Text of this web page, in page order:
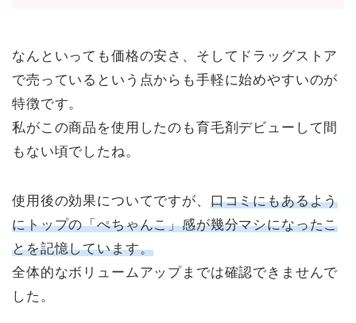
なんといっても価格の安さ、そしてドラッグストア
で売っているという点からも手軽に始めやすいのが
特徴です。
私がこの商品を使用したのも育毛剤デビューして間
もない頃でしたね。
使用後の効果についてですが、 口コミにもあるよう
にトップの「ぺちゃんこ」感が幾分マシになったこ
とを記憶しています。
全体的なボリュームアップまでは確認できませんで
した。